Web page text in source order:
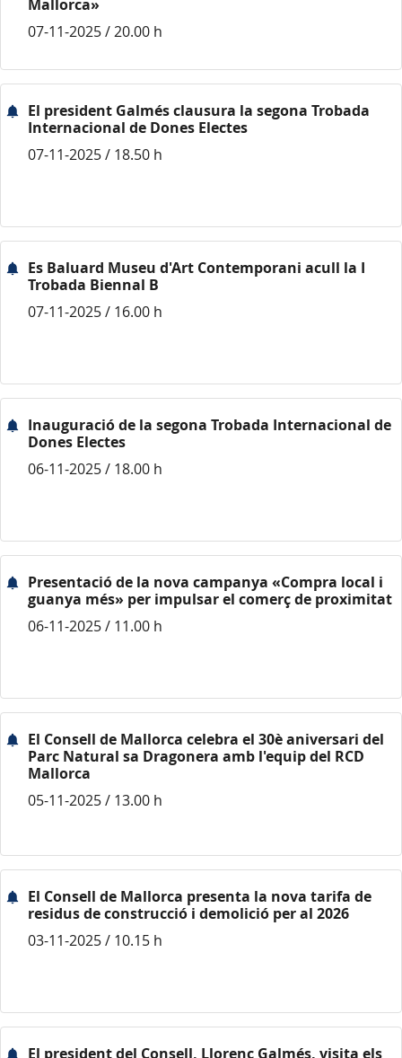
Mallorca»
07-11-2025 / 20.00 h
El president Galmés clausura la segona Trobada
Internacional de Dones Electes
07-11-2025 / 18.50 h
Es Baluard Museu d'Art Contemporani acull la I
Trobada Biennal B
07-11-2025 / 16.00 h
Inauguració de la segona Trobada Internacional de
Dones Electes
06-11-2025 / 18.00 h
Presentació de la nova campanya «Compra local i
guanya més» per impulsar el comerç de proximitat
06-11-2025 / 11.00 h
El Consell de Mallorca celebra el 30è aniversari del
Parc Natural sa Dragonera amb l'equip del RCD
Mallorca
05-11-2025 / 13.00 h
El Consell de Mallorca presenta la nova tarifa de
residus de construcció i demolició per al 2026
03-11-2025 / 10.15 h
El president del Consell, Llorenç Galmés, visita els